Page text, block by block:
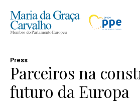
Press
Parceiros na
futuro da Europa